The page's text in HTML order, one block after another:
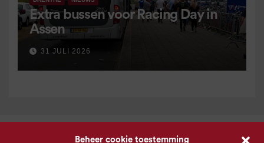
Beheer cookie toestemming
Extra bussen voor Racing Day in
Assen
31 JULI 2026